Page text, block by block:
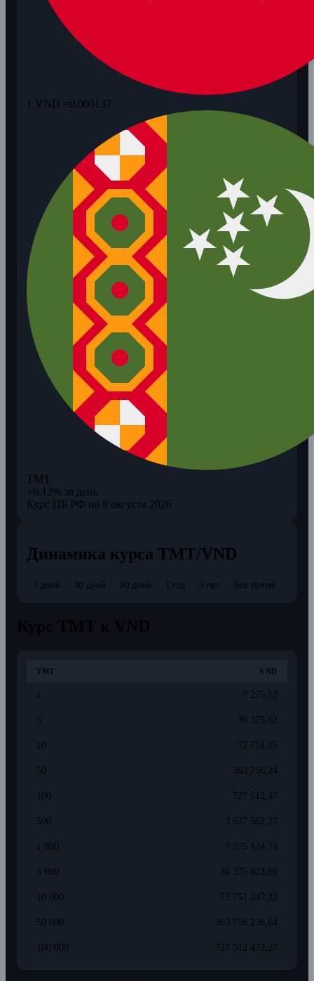
1 VND =0,000137
TMT
+0.12% за день
Курс ЦБ РФ на 8 августа 2026
Динамика курса TMT/VND
7 дней 30 дней 90 дней 1 год 5 лет Всё время
TMT VND
1 7 275,12
5 36 375,62
10 72 751,25
50 363 756,24
100 727 512,47
500 3 637 562,37
1 000 7 275 124,73
5 000 36 375 623,66
10 000 72 751 247,33
50 000 363 756 236,64
100 000 727 512 473,27